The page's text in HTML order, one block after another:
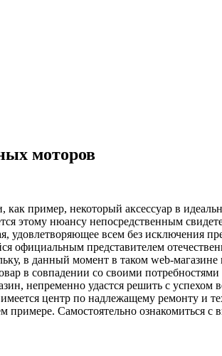
моторов
пример, некоторый аксессуар в
этому нюансу непосредственным
удовлетворяющее всем без исключения
представителем
в данный момент в таком web-
в совпадении со своими
непременно удастся решить с успехом
центр по надлежащему ремонту
примере. Самостоятельно ознакомиться